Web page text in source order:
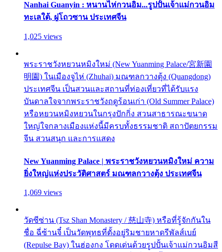
Nanhai Guanyin : หนานไห่กวนอิม...รูปปั้นเจ้าแม่กวนอิม
ทะเลใต้, ผู่โถวซาน ประเทศจีน
1,025 views
พระราชวังหยวนหมิงใหม่ (New Yuanming Palace/宮新園
明園) ในเมืองจูไห่ (Zhuhai) มณฑลกวางตุ้ง (Quangdong)
ประเทศจีน เป็นสวนและสถานที่ท่องเที่ยวที่ได้รับแรง
บันดาลใจจากพระราชวังฤดูร้อนเก่า (Old Summer Palace)
หรือหยวนหมิงหยวนในกรุงปักกิ่ง สวนสาธารณะขนาด
ใหญ่ใจกลางเมืองแห่งนี้มีครบทั้งธรรมชาติ สถาปัตยกรรม
จีน สวนสนุก และการแสดง
New Yuanming Palace | พระราชวังหยวนหมิงใหม่ ความ
ยิ่งใหญ่แห่งประวัติศาสตร์ มณฑลกวางตุ้ง ประเทศจีน
1,069 views
วัดซีซ่าน (Tsz Shan Monastery / 慈山寺) หรือที่รู้จักกันใน
ชื่อ ฉี่ซ้านจี๋ เป็นวัดพุทธที่ตั้งอยู่ริมชายหาดรีพัลส์เบย์
(Repulse Bay) ในฮ่องกง โดดเด่นด้วยรูปปั้นเจ้าแม่กวนอิมสี